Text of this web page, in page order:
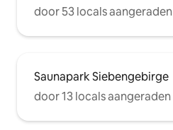
door 53 locals aangeraden
Saunapark Siebengebirge
door 13 locals aangeraden